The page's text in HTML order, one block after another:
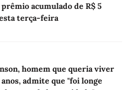
acumulado de R$ 5
terça-feira
homem que queria viver
anos, admite que "foi longe